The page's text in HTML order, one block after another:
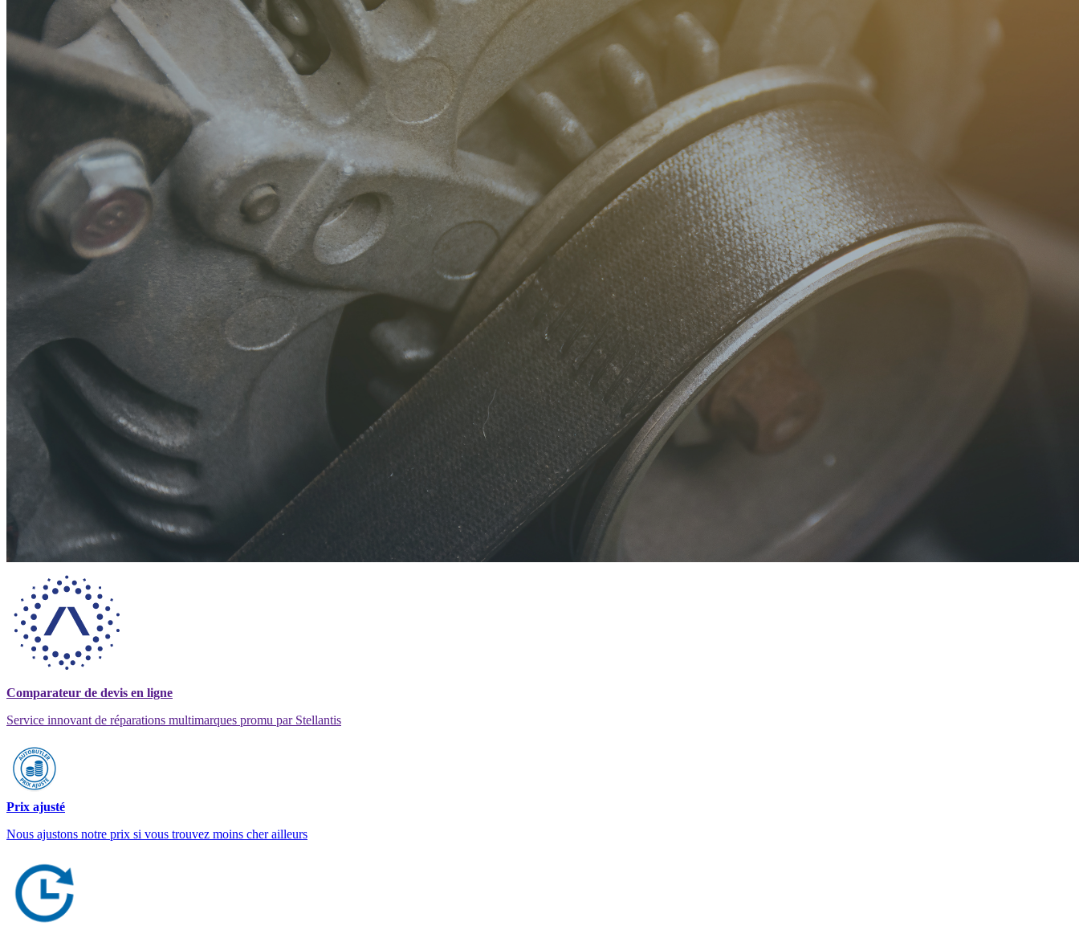
Comparateur de devis en ligne
Service innovant de réparations multimarques promu par Stellantis
Prix ajusté
Nous ajustons notre prix si vous trouvez moins cher ailleurs